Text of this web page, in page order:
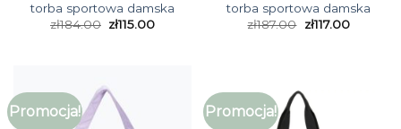
torba sportowa damska
zł184.00 zł115.00
torba sportowa damska
zł187.00 zł117.00
Promocja! Promocja!